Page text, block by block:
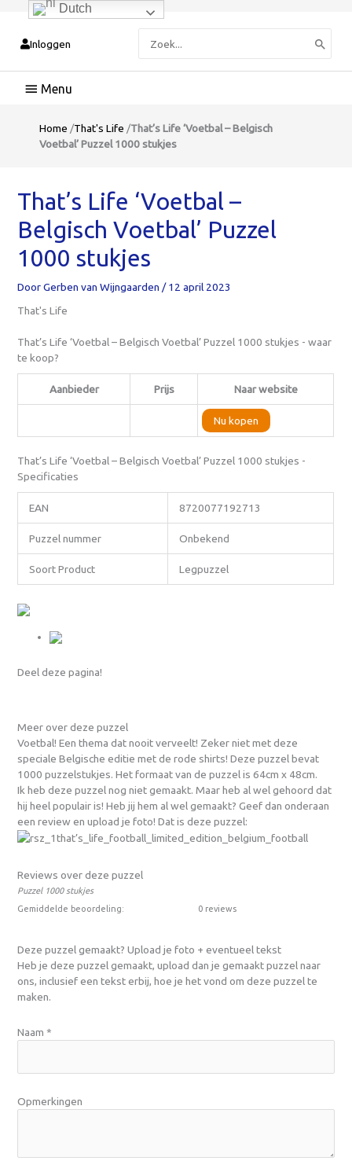
Inloggen
naar:
Hoofdmenu
Home /That's Life /That’s Life ‘Voetbal – Belgisch
Voetbal’ Puzzel 1000 stukjes
That’s Life ‘Voetbal –
Belgisch Voetbal’ Puzzel
1000 stukjes
DoorGerben van Wijngaarden /12 april 2023
That's Life
That’s Life ‘Voetbal – Belgisch Voetbal’ Puzzel 1000 stukjes - waar
te koop?
Aanbieder Prijs Naar website
Nu kopen
That’s Life ‘Voetbal – Belgisch Voetbal’ Puzzel 1000 stukjes -
Specificaties
EAN 8720077192713
Puzzel nummer Onbekend
Soort Product Legpuzzel
Deel deze pagina!
Meer over deze puzzel
Voetbal! Een thema dat nooit verveelt! Zeker niet met deze
speciale Belgische editie met de rode shirts! Deze puzzel bevat
1000 puzzelstukjes. Het formaat van de puzzel is 64cm x 48cm.
Ik heb deze puzzel nog niet gemaakt. Maar heb al wel gehoord dat
hij heel populair is! Heb jij hem al wel gemaakt? Geef dan onderaan
een review en upload je foto! Dat is deze puzzel:
Reviews over deze puzzel
Puzzel 1000 stukjes
Gemiddelde beoordeling:
0 reviews
Deze puzzel gemaakt? Upload je foto + eventueel tekst
Heb je deze puzzel gemaakt, upload dan je gemaakt puzzel naar
ons, inclusief een tekst erbij, hoe je het vond om deze puzzel te
maken.
Naam *
Opmerkingen
Dutch